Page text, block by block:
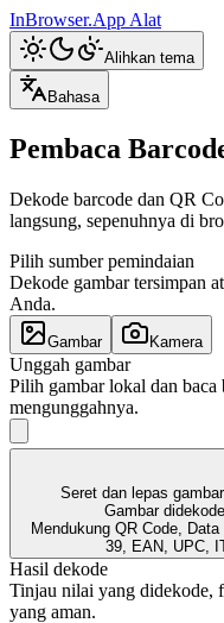
InBrowser.App Alat
Alihkan tema
Bahasa
Pembaca
Dekode barcode dan QR
langsung, sepenuhnya di
Pilih sumber pemindaian
Dekode gambar tersimpan
Anda.
Gambar Kamera
Unggah gambar
Pilih gambar lokal dan baca
mengunggahnya.
Seret dan lepas
Gambar
Mendukung QR Code,
39, EAN, UPC,
Hasil dekode
Tinjau nilai yang didekode,
yang aman.